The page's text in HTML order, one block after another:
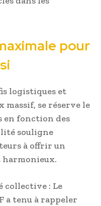
pour
logistiques et
massif, se réserve le
en fonction des
souligne
à offrir un
collective : Le
a tenu à rappeler